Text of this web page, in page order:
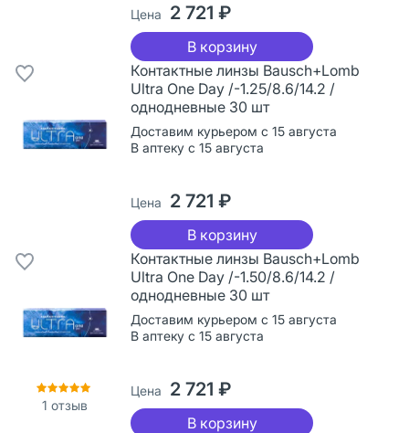
Цена 2 721 ₽
В корзину
Контактные линзы Bausch+Lomb
Ultra One Day /-1.25/8.6/14.2 /
однодневные 30 шт
Доставим курьером с 15 августа
В аптеку с 15 августа
Цена 2 721 ₽
В корзину
1 отзыв
Контактные линзы Bausch+Lomb
Ultra One Day /-1.50/8.6/14.2 /
однодневные 30 шт
Доставим курьером с 15 августа
В аптеку с 15 августа
Цена 2 721 ₽
В корзину